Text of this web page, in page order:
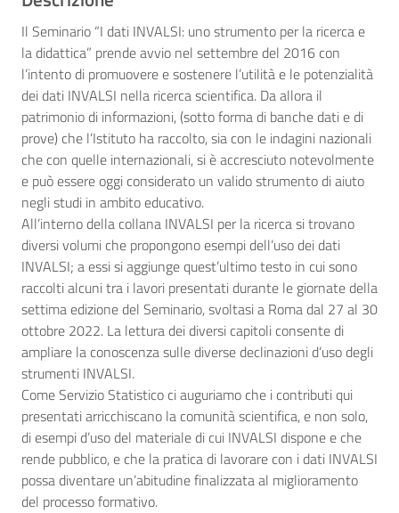
Il Seminario “I dati INVALSI: uno strumento per la ricerca e
la didattica” prende avvio nel settembre del 2016 con
l’intento di promuovere e sostenere l’utilità e le potenzialità
dei dati INVALSI nella ricerca scientifica. Da allora il
patrimonio di informazioni, (sotto forma di banche dati e di
prove) che l’Istituto ha raccolto, sia con le indagini nazionali
che con quelle internazionali, si è accresciuto notevolmente
e può essere oggi considerato un valido strumento di aiuto
negli studi in ambito educativo.
All’interno della collana INVALSI per la ricerca si trovano
diversi volumi che propongono esempi dell’uso dei dati
INVALSI; a essi si aggiunge quest’ultimo testo in cui sono
raccolti alcuni tra i lavori presentati durante le giornate della
settima edizione del Seminario, svoltasi a Roma dal 27 al 30
ottobre 2022. La lettura dei diversi capitoli consente di
ampliare la conoscenza sulle diverse declinazioni d’uso degli
strumenti INVALSI.
Come Servizio Statistico ci auguriamo che i contributi qui
presentati arricchiscano la comunità scientifica, e non solo,
di esempi d’uso del materiale di cui INVALSI dispone e che
rende pubblico, e che la pratica di lavorare con i dati INVALSI
possa diventare un’abitudine finalizzata al miglioramento
del processo formativo.